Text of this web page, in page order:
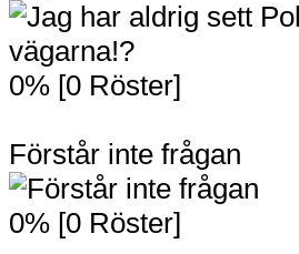
0% [0 Röster]
Förstår inte frågan
0% [0 Röster]